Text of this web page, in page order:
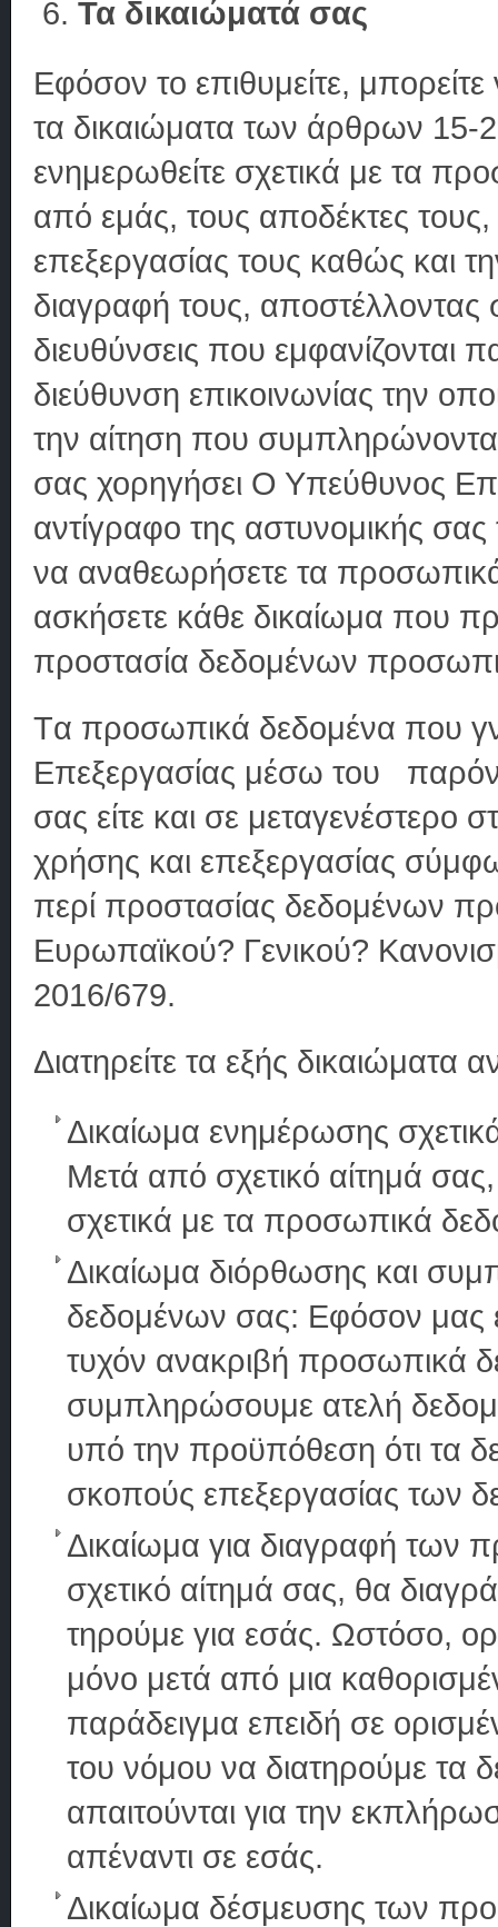
Τα δικαιώματά σας
Εφόσον το επιθυμείτε,
τα δικαιώματα των άρθρων 15-
ενημερωθείτε σχετικά με τα
από εμάς, τους αποδέκτες
επεξεργασίας τους καθώς και
διαγραφή τους, αποστέλλοντας
διευθύνσεις που
διεύθυνση επικοινωνίας την
την αίτηση που
σας χορηγήσει Ο Υπεύθυνος
αντίγραφο της αστυνομικής
να αναθεωρήσετε τα
ασκήσετε κάθε δικαίωμα που
προστασία δεδομένων
Tα προσωπικά δεδομένα που
Επεξεργασίας μέσω του
σας είτε και σε μεταγενέστερο
χρήσης και επεξεργασίας
περί προστασίας δεδομένων
Ευρωπαϊκού? Γενικού?
2016/679.
Διατηρείτε τα εξής δικαιώματα
Δικαίωμα ενημέρωσης
Μετά από σχετικό αίτημά
σχετικά με τα προσωπικά
Δικαίωμα διόρθωσης και
δεδομένων σας: Εφόσον μας
τυχόν ανακριβή προσωπικά
συμπληρώσουμε ατελή
υπό την προϋπόθεση ότι τα
σκοπούς επεξεργασίας των
Δικαίωμα για διαγραφή
σχετικό αίτημά σας, θα
τηρούμε για εσάς. Ωστόσο,
μόνο μετά από μια
παράδειγμα επειδή σε
του νόμου να διατηρούμε τα
απαιτούνται για την
απέναντι σε εσάς.
Δικαίωμα δέσμευσης των